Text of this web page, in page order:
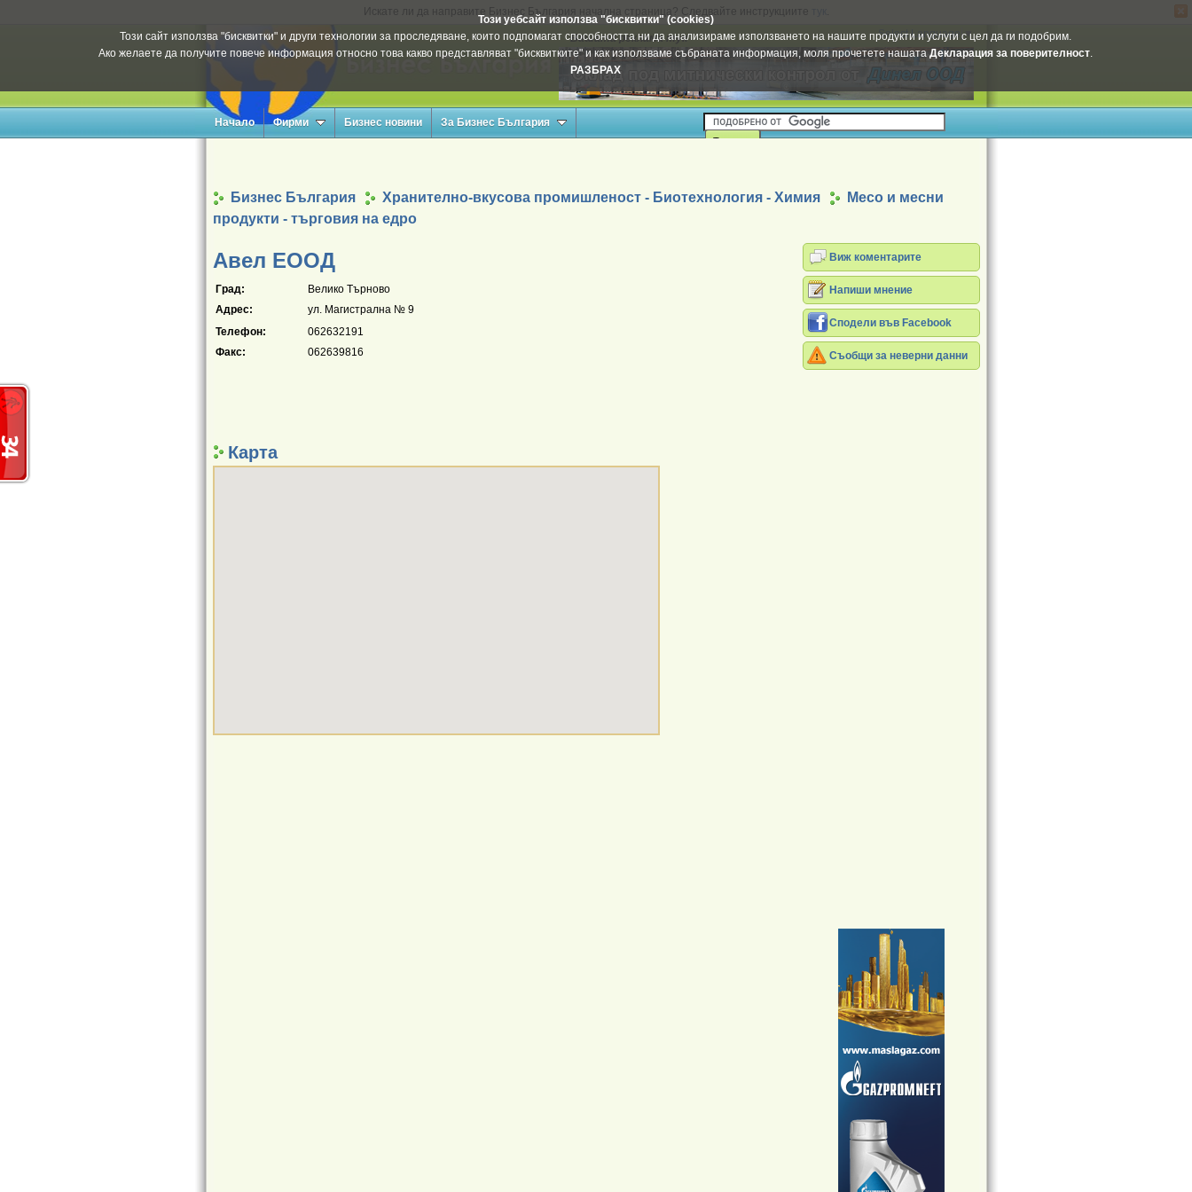
Искате ли да направите Бизнес България начална страница? Следвайте инструкциите
Този уебсайт използва "бисквитки" (cookies)
Този сайт използва "бисквитки" и други технологии за проследяване, които подпомагат способността ни да анализираме използването на нашите продукти и услуги с цел да ги подобрим.
Ако желаете да получите повече информация относно това какво представляват "бисквитките" и как използваме събраната информация, моля прочетете нашатаДекларация за поверителност.
РАЗБРАХ
Select Language ▼
Вашата реклама тук
Начало Фирми Бизнес новини За Бизнес България
Бизнес България Хранително-вкусова промишленост - Биотехнология - Химия
Месо и месни
продукти - търговия на едро
Авел ЕООД
Град:
Велико Търново
Адрес:
ул. Магистрална № 9
Телефон:
062632191
Факс:
062639816
Карта
Виж коментарите
Напиши мнение
Сподели във Facebook
Съобщи за неверни данни